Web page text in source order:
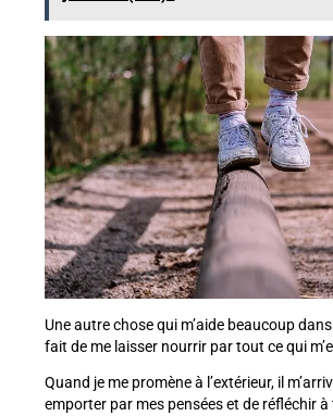
Une autre chose qui m’aide beaucoup dans
fait de me laisser nourrir par tout ce qui
Quand je me promène à l’extérieur, il
emporter par mes pensées et de réfléchir à